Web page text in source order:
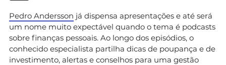
Pedro Andersson já dispensa apresentações e até será
um nome muito expectável quando o tema é podcasts
sobre finanças pessoais. Ao longo dos episódios, o
conhecido especialista partilha dicas de poupança e de
investimento, alertas e conselhos para uma gestão